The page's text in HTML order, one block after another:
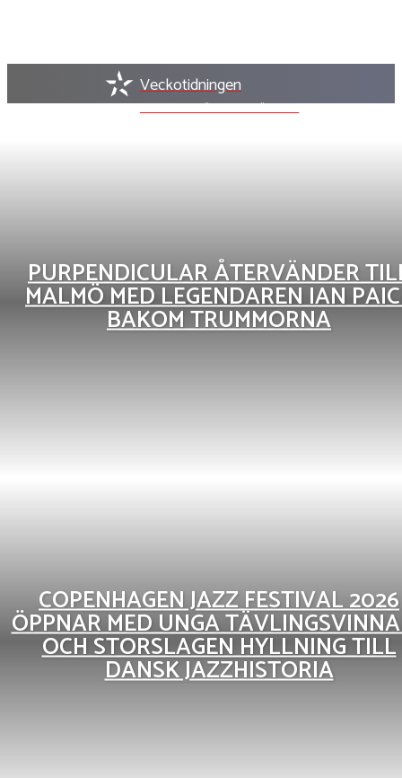
Veckotidningen
VI FINNS DÄR DET HÄNDER
PURPENDICULAR ÅTERVÄNDER
MALMÖ MED LEGENDAREN IAN
BAKOM TRUMMORNA
COPENHAGEN JAZZ FESTIVAL 2026
ÖPPNAR MED UNGA
OCH STORSLAGEN HYLLNING TILL
DANSK JAZZHISTORIA